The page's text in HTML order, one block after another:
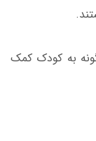
گونه به کودک کمک